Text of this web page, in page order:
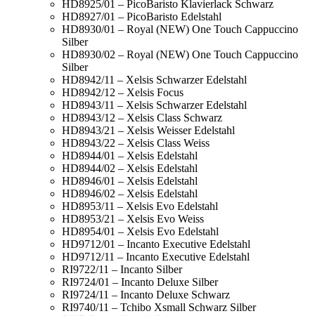
HD8925/01 – PicoBaristo Klavierlack Schwarz
HD8927/01 – PicoBaristo Edelstahl
HD8930/01 – Royal (NEW) One Touch Cappuccino
Silber
HD8930/02 – Royal (NEW) One Touch Cappuccino
Silber
HD8942/11 – Xelsis Schwarzer Edelstahl
HD8942/12 – Xelsis Focus
HD8943/11 – Xelsis Schwarzer Edelstahl
HD8943/12 – Xelsis Class Schwarz
HD8943/21 – Xelsis Weisser Edelstahl
HD8943/22 – Xelsis Class Weiss
HD8944/01 – Xelsis Edelstahl
HD8944/02 – Xelsis Edelstahl
HD8946/01 – Xelsis Edelstahl
HD8946/02 – Xelsis Edelstahl
HD8953/11 – Xelsis Evo Edelstahl
HD8953/21 – Xelsis Evo Weiss
HD8954/01 – Xelsis Evo Edelstahl
HD9712/01 – Incanto Executive Edelstahl
HD9712/11 – Incanto Executive Edelstahl
RI9722/11 – Incanto Silber
RI9724/01 – Incanto Deluxe Silber
RI9724/11 – Incanto Deluxe Schwarz
RI9740/11 – Tchibo Xsmall Schwarz Silber